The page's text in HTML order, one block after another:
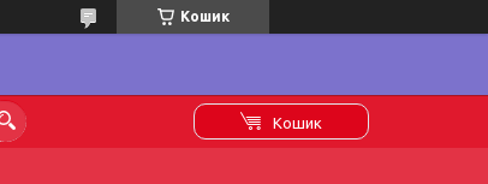
Кошик
Кошик